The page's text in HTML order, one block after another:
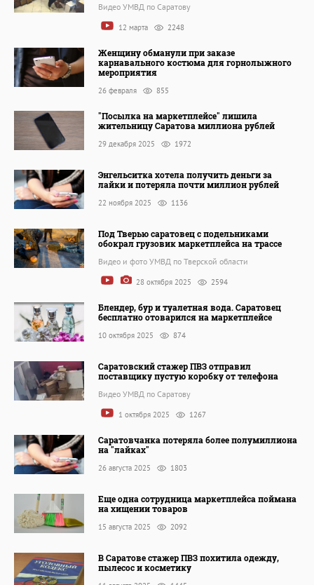
Видео УМВД по Саратову
12 марта 2248
Женщину обманули при заказе
карнавального костюма для горнолыжного
мероприятия
26 февраля 855
"Посылка на маркетплейсе" лишила
жительницу Саратова миллиона рублей
29 декабря 2025 1972
Энгельситка хотела получить деньги за
лайки и потеряла почти миллион рублей
22 ноября 2025 1136
Под Тверью саратовец с подельниками
обокрал грузовик маркетплейса на трассе
Видео и фото УМВД по Тверской области
28 октября 2025 2594
Блендер, бур и туалетная вода. Саратовец
бесплатно отоварился на маркетплейсе
10 октября 2025 874
Саратовский стажер ПВЗ отправил
поставщику пустую коробку от телефона
Видео УМВД по Саратову
1 октября 2025 1267
Саратовчанка потеряла более полумиллиона
на "лайках"
26 августа 2025 1803
Еще одна сотрудница маркетплейса поймана
на хищении товаров
15 августа 2025 2092
В Саратове стажер ПВЗ похитила одежду,
пылесос и косметику